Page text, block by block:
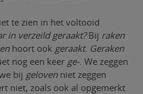
te zien in het voltooid
in verzeild geraakt?Bij raken
hoort ook geraakt. Geraken
nog een keer ge-. We zeggen
bij gelovenniet zeggen
niet, zoals ook al opgemerkt